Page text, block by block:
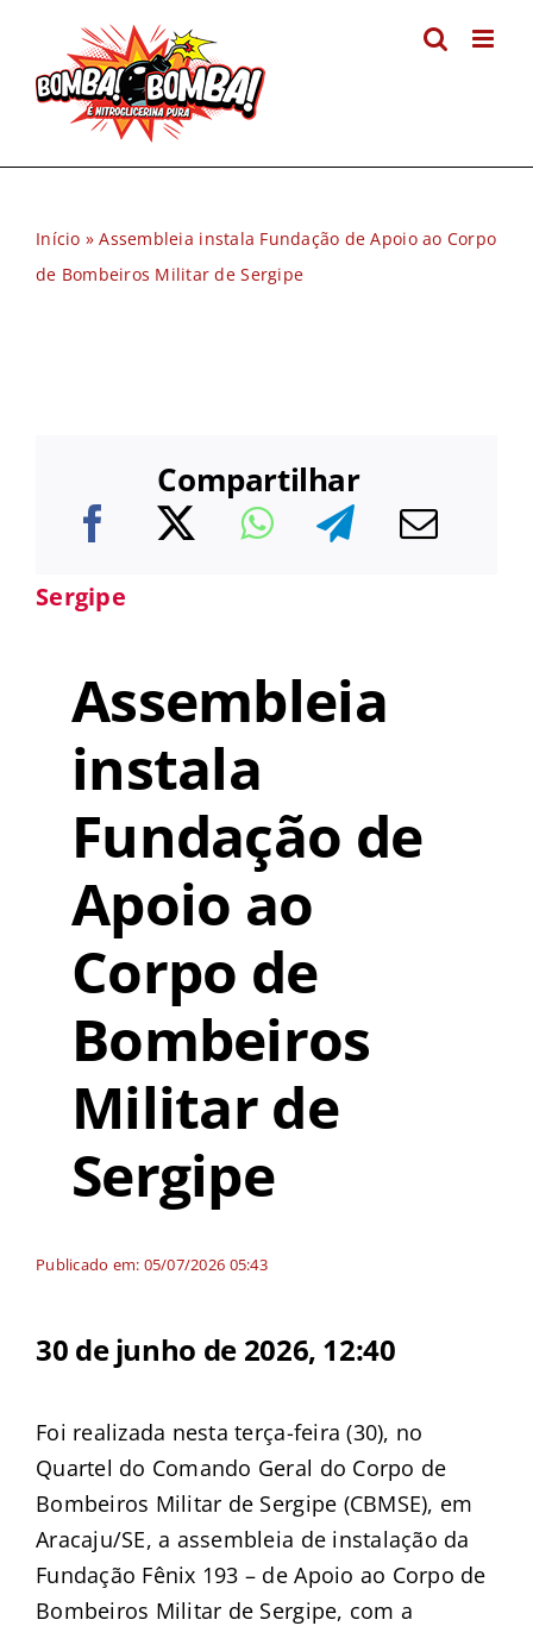
conteúdo
Início »Assembleia instala Fundação de Apoio ao Corpo
de Bombeiros Militar de Sergipe
Compartilhar
Sergipe
Assembleia
instala
Fundação de
Apoio ao
Corpo de
Bombeiros
Militar de
Sergipe
Publicado em: 05/07/2026 05:43
30 de junho de 2026, 12:40
Foi realizada nesta terça-feira (30), no
Quartel do Comando Geral do Corpo de
Bombeiros Militar de Sergipe (CBMSE), em
Aracaju/SE, a assembleia de instalação da
Fundação Fênix 193 – de Apoio ao Corpo de
Bombeiros Militar de Sergipe, com a